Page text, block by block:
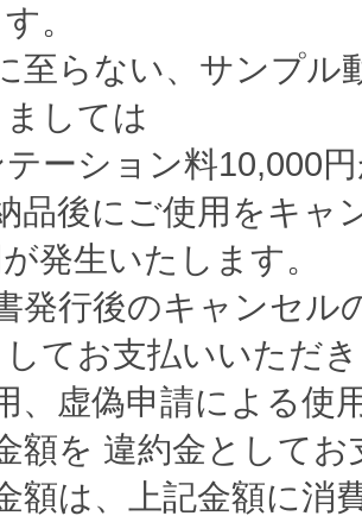
。
至らない、サンプル
しては
ーション料10,000
品後にご使用をキャ
発生いたします。
発行後のキャンセル
てお支払いいただ
、虚偽申請による使
額を 違約金として
額は、上記金額に消